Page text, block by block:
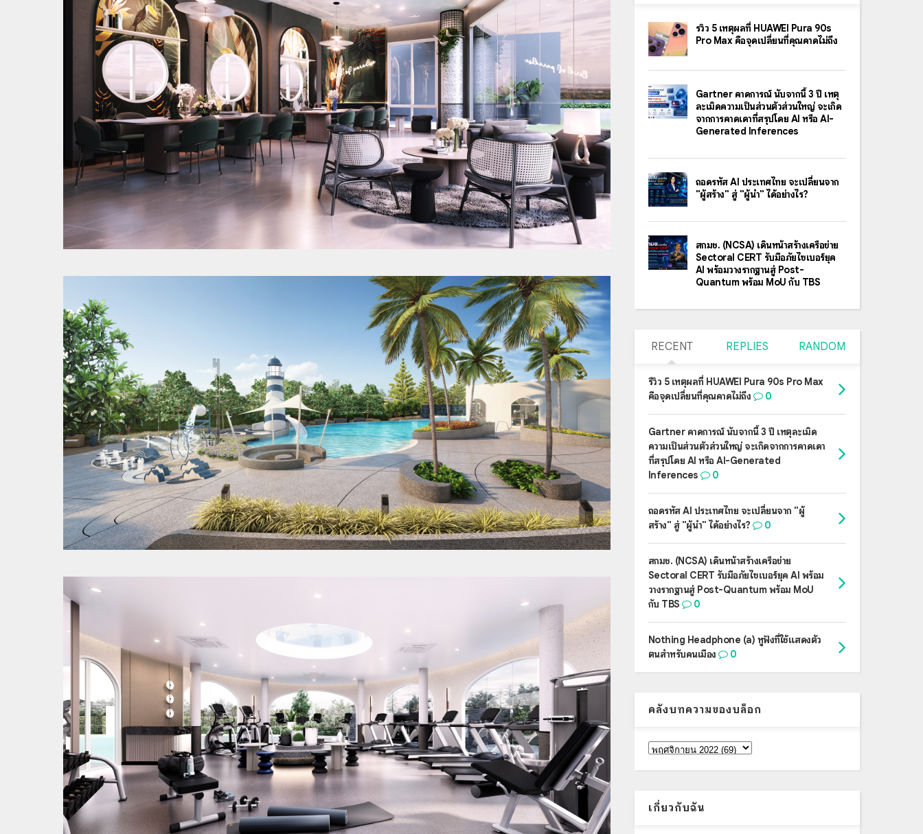
รีวิว 5 เหตุผลที่ HUAWEI Pura 90s
Pro Max คือจุดเปลี่ยนที่คุณคาดไม่ถึง
Gartner คาดการณ์ นับจากนี้ 3 ปี เหตุ
ละเมิดความเป็นส่วนตัวส่วนใหญ่ จะเกิด
จากการคาดเดาที่สรุปโดย AI หรือ AI-
Generated Inferences
ถอดรหัส AI ประเทศไทย จะเปลี่ยนจาก
"ผู้สร้าง" สู่ "ผู้นำ" ได้อย่างไร?
สกมช. (NCSA) เดินหน้าสร้างเครือข่าย
Sectoral CERT รับมือภัยไซเบอร์ยุค
AI พร้อมวางรากฐานสู่ Post-
Quantum พร้อม MoU กับ TBS
RECENT REPLIES RANDOM
รีวิว 5 เหตุผลที่ HUAWEI Pura 90s Pro Max
คือจุดเปลี่ยนที่คุณคาดไม่ถึง
0
Gartner คาดการณ์ นับจากนี้ 3 ปี เหตุละเมิด
ความเป็นส่วนตัวส่วนใหญ่ จะเกิดจากการคาดเดา
ที่สรุปโดย AI หรือ AI-Generated
Inferences
0
ถอดรหัส AI ประเทศไทย จะเปลี่ยนจาก "ผู้
สร้าง" สู่ "ผู้นำ" ได้อย่างไร?
0
สกมช. (NCSA) เดินหน้าสร้างเครือข่าย
Sectoral CERT รับมือภัยไซเบอร์ยุค AI พร้อม
วางรากฐานสู่ Post-Quantum พร้อม MoU
กับ TBS
0
Nothing Headphone (a) หูฟังที่ใช้แสดงตัว
ตนสำหรับคนเมือง
0
คลังบทความของบล็อก
เกี่ยวกับฉัน